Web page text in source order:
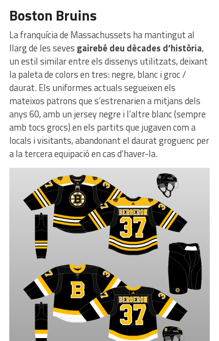
Boston Bruins
La franquícia de Massachussets ha mantingut al
llarg de les seves gairebé deu dècades d’història,
un estil similar entre els dissenys utilitzats, deixant
la paleta de colors en tres: negre, blanc i groc /
daurat. Els uniformes actuals segueixen els
mateixos patrons que s’estrenarien a mitjans dels
anys 60, amb un jersey negre i l’altre blanc (sempre
amb tocs grocs) en els partits que jugaven com a
locals i visitants, abandonant el daurat groguenc per
a la tercera equipació en cas d’haver-la.